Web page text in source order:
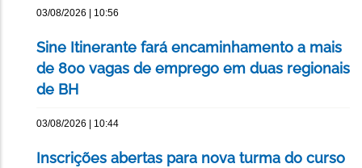
03/08/2026 | 10:56
Sine Itinerante fará encaminhamento a mais
de 800 vagas de emprego em duas regionais
de BH
03/08/2026 | 10:44
Inscrições abertas para nova turma do curso